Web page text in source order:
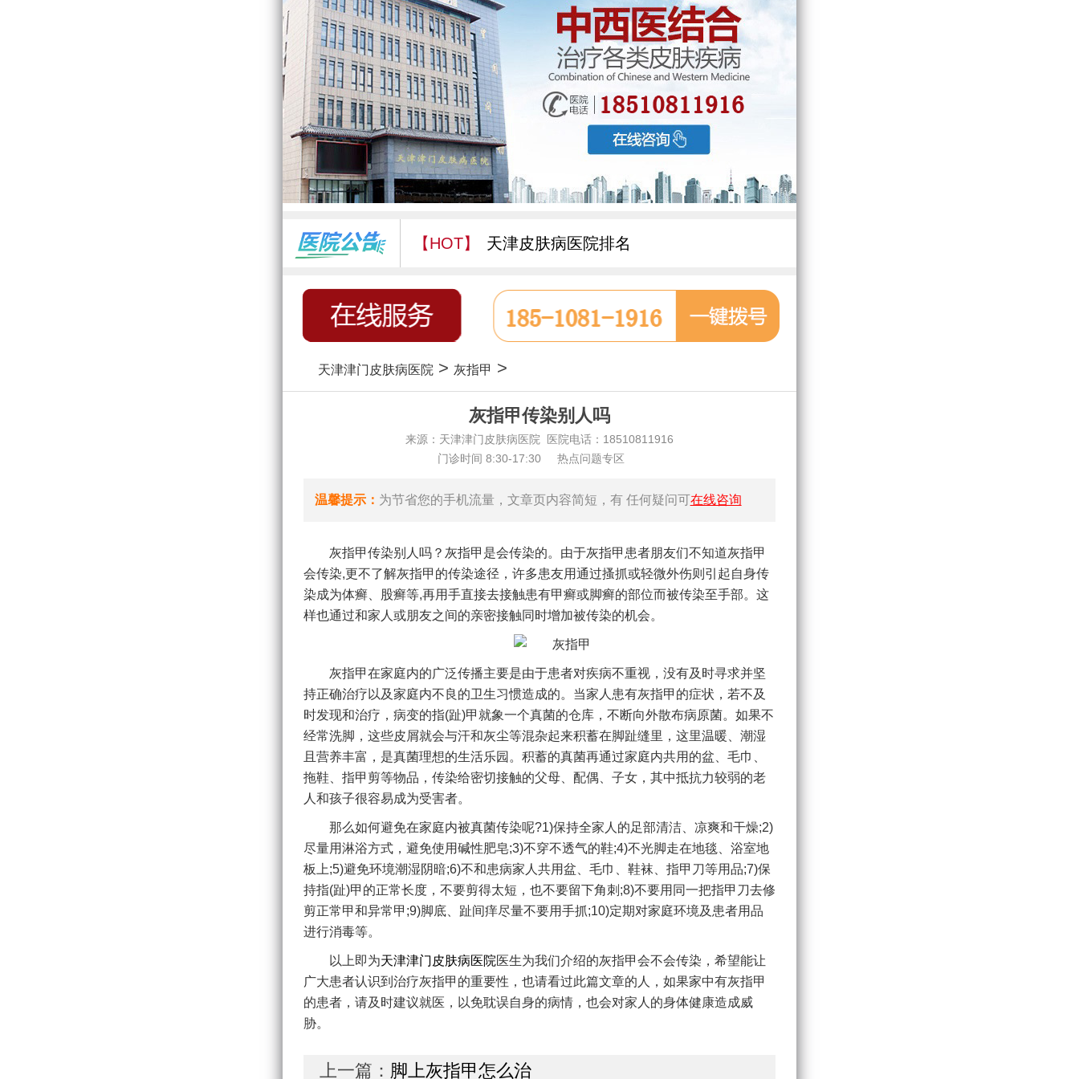
【HOT】 天津皮肤病医院排名
天津津门皮肤病医院怎么样
天津津门皮肤病医院 > 灰指甲 >
灰指甲传染别人吗
来源：天津津门皮肤病医院 医院电话：18510811916
门诊时间 8:30-17:30
热点问题专区
温馨提示： 为节省您的手机流量，文章页内容简短，有 任何疑问可在线咨询
灰指甲传染别人吗？灰指甲是会传染的。由于灰指甲患者朋友们不知道灰指甲
会传染,更不了解灰指甲的传染途径，许多患友用通过搔抓或轻微外伤则引起自身传
染成为体癣、股癣等,再用手直接去接触患有甲癣或脚癣的部位而被传染至手部。这
样也通过和家人或朋友之间的亲密接触同时增加被传染的机会。
灰指甲在家庭内的广泛传播主要是由于患者对疾病不重视，没有及时寻求并坚
持正确治疗以及家庭内不良的卫生习惯造成的。当家人患有灰指甲的症状，若不及
时发现和治疗，病变的指(趾)甲就象一个真菌的仓库，不断向外散布病原菌。如果不
经常洗脚，这些皮屑就会与汗和灰尘等混杂起来积蓄在脚趾缝里，这里温暖、潮湿
且营养丰富，是真菌理想的生活乐园。积蓄的真菌再通过家庭内共用的盆、毛巾、
拖鞋、指甲剪等物品，传染给密切接触的父母、配偶、子女，其中抵抗力较弱的老
人和孩子很容易成为受害者。
那么如何避免在家庭内被真菌传染呢?1)保持全家人的足部清洁、凉爽和干燥;2)
尽量用淋浴方式，避免使用碱性肥皂;3)不穿不透气的鞋;4)不光脚走在地毯、浴室地
板上;5)避免环境潮湿阴暗;6)不和患病家人共用盆、毛巾、鞋袜、指甲刀等用品;7)保
持指(趾)甲的正常长度，不要剪得太短，也不要留下角刺;8)不要用同一把指甲刀去修
剪正常甲和异常甲;9)脚底、趾间痒尽量不要用手抓;10)定期对家庭环境及患者用品
进行消毒等。
以上即为天津津门皮肤病医院医生为我们介绍的灰指甲会不会传染，希望能让
广大患者认识到治疗灰指甲的重要性，也请看过此篇文章的人，如果家中有灰指甲
的患者，请及时建议就医，以免耽误自身的病情，也会对家人的身体健康造成威
胁。
上一篇： 脚上灰指甲怎么治